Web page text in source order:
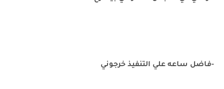
-فاضل ساعه علي التنفيذ خرجوني